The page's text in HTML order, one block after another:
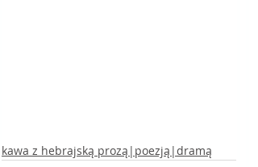
kawa z hebrajską prozą|poezją|dramą